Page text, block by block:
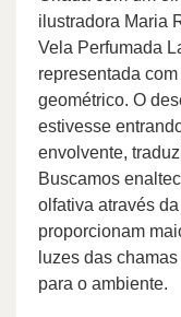
ilustradora Maria
Vela Perfumada
representada
geométrico. O
estivesse
envolvente,
Buscamos
olfativa através
proporcionam
luzes das
para o ambiente.